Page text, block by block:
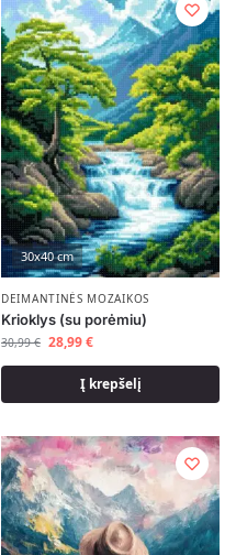
30x40 cm
DEIMANTINĖS MOZAIKOS
Krioklys (su porėmiu)
30,99€ 28,99€
Į krepšelį